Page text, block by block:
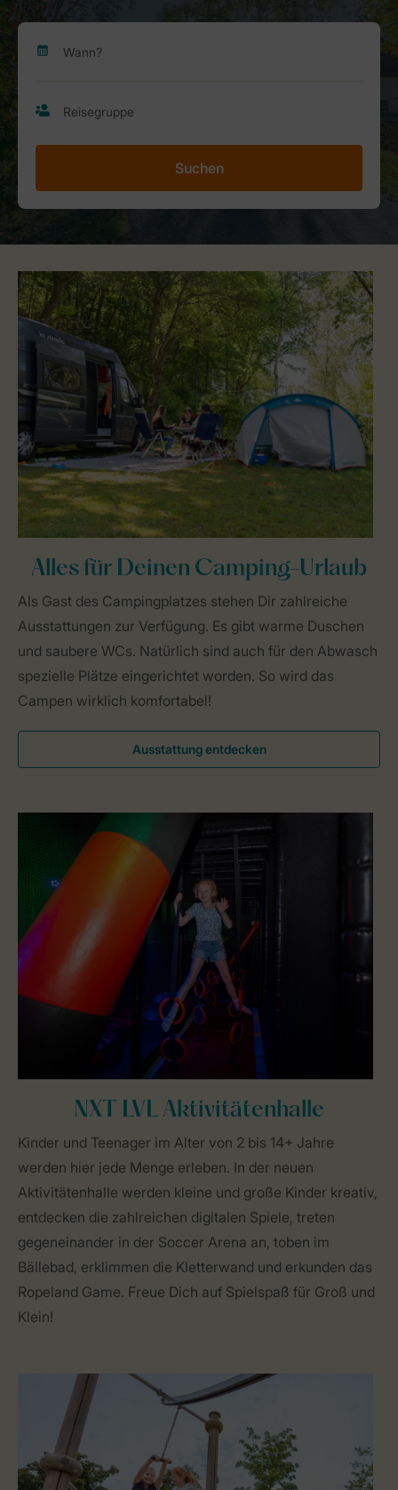
Suchen
Alles für Deinen Camping-Urlaub
Als Gast des Campingplatzes stehen Dir zahlreiche
Ausstattungen zur Verfügung. Es gibt warme Duschen
und saubere WCs. Natürlich sind auch für den Abwasch
spezielle Plätze eingerichtet worden. So wird das
Campen wirklich komfortabel!
Ausstattung entdecken
NXT LVL Aktivitätenhalle
Kinder und Teenager im Alter von 2 bis 14+ Jahre
werden hier jede Menge erleben. In der neuen
Aktivitätenhalle werden kleine und große Kinder kreativ,
entdecken die zahlreichen digitalen Spiele, treten
gegeneinander in der Soccer Arena an, toben im
Bällebad, erklimmen die Kletterwand und erkunden das
Ropeland Game. Freue Dich auf Spielspaß für Groß und
Klein!